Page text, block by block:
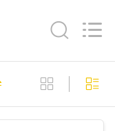
خانه
محصولات
CO.,
LTD.
Reserved.
سیستم
516